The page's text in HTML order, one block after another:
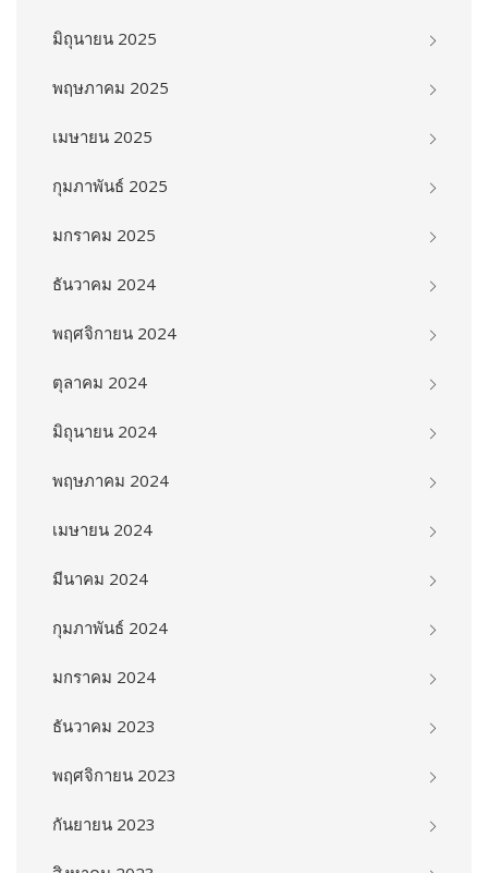
มิถุนายน 2025
พฤษภาคม 2025
เมษายน 2025
กุมภาพันธ์ 2025
มกราคม 2025
ธันวาคม 2024
พฤศจิกายน 2024
ตุลาคม 2024
มิถุนายน 2024
พฤษภาคม 2024
เมษายน 2024
มีนาคม 2024
กุมภาพันธ์ 2024
มกราคม 2024
ธันวาคม 2023
พฤศจิกายน 2023
กันยายน 2023